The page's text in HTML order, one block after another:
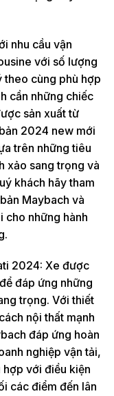
nhu cầu vận
với số lượng
theo cùng phù hợp
cần những chiếc
sản xuất từ
2024 new mới
trên những tiêu
xảo sang trọng và
khách hãy tham
Maybach và
cho những hành
2024: Xe được
đáp ứng những
trọng. Với thiết
nội thất mạnh
đáp ứng hoàn
nghiệp vận tải,
với điều kiện
các điểm đến lân